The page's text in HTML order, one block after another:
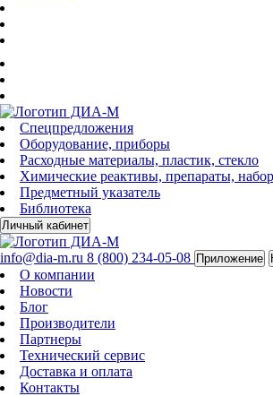
Спецпредложения
Оборудование, приборы
Расходные материалы, пластик, стекло
Химические реактивы, препараты,
Предметный указатель
Библиотека
Личный кабинет
info@dia-m.ru 8 (800) 234-05-08 Приложение
О компании
Новости
Блог
Производители
Партнеры
Технический сервис
Доставка и оплата
Контакты